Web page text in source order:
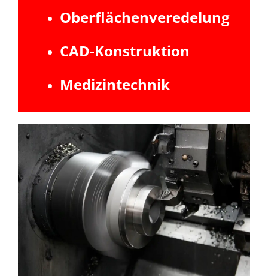
Oberflächenveredelung
CAD-Konstruktion
Medizintechnik